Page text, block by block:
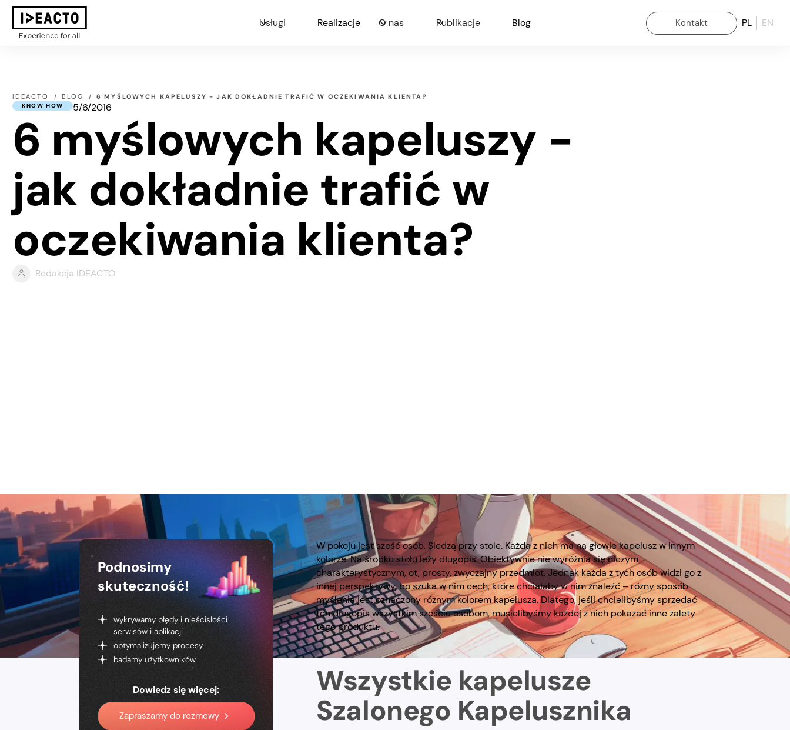
Usługi Realizacje O nas Publikacje Blog Kontakt PL EN
IDEACTO BLOG 6 MYŚLOWYCH KAPELUSZY - JAK DOKŁADNIE TRAFIĆ W OCZEKIWANIA KLIENTA?
KNOW HOW 5/6/2016
6 myślowych kapeluszy -
jak dokładnie trafić w
oczekiwania klienta?
Redakcja IDEACTO
Podnosimy
skuteczność!
wykrywamy błędy i nieścisłości
serwisów i aplikacji
optymalizujemy procesy
badamy użytkowników
Dowiedz się więcej:
Zapraszamy do rozmowy
W pokoju jest sześć osób. Siedzą przy stole. Każda z nich ma na głowie kapelusz w innym
kolorze. Na środku stołu leży długopis. Obiektywnie nie wyróżnia się niczym
charakterystycznym, ot, prosty, zwyczajny przedmiot. Jednak każda z tych osób widzi go z
innej perspektywy, bo szuka w nim cech, które chciałaby w nim znaleźć – różny sposób
myślenia jest oznaczony różnym kolorem kapelusza. Dlatego, jeśli chcielibyśmy sprzedać
ten długopis wszystkim sześciu osobom, musielibyśmy każdej z nich pokazać inne zalety
tego produktu.
Wszystkie kapelusze
Szalonego Kapelusznika